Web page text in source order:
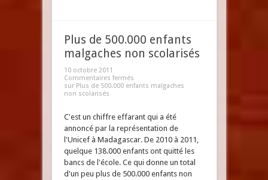
Plus de 500.000 enfants
malgaches non scolarisés
10 octobre 2011
Commentaires fermés
sur Plus de 500.000 enfants malgaches
non scolarisés
C'est un chiffre effarant qui a été
annoncé par la représentation de
l'Unicef à Madagascar. De 2010 à 2011,
quelque 138.000 enfants ont quitté les
bancs de l'école. Ce qui donne un total
d'un peu plus de 500.000 enfants non